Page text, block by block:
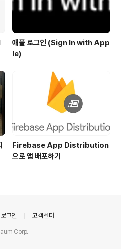
애플 로그인 (Sign In with App
le)
Firebase App Distribution
으로 앱 배포하기
로그인 고객센터
Corp.